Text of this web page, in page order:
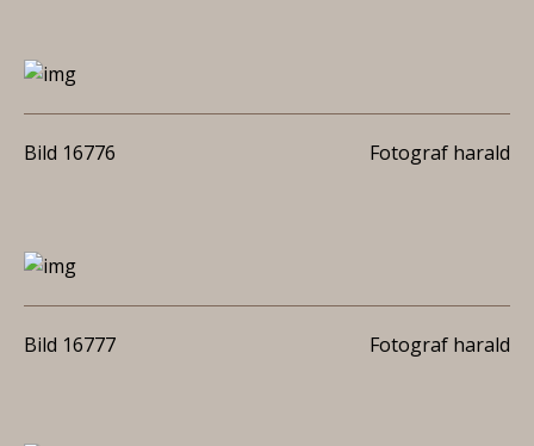
Bild 16776 Fotograf harald
Bild 16777 Fotograf harald